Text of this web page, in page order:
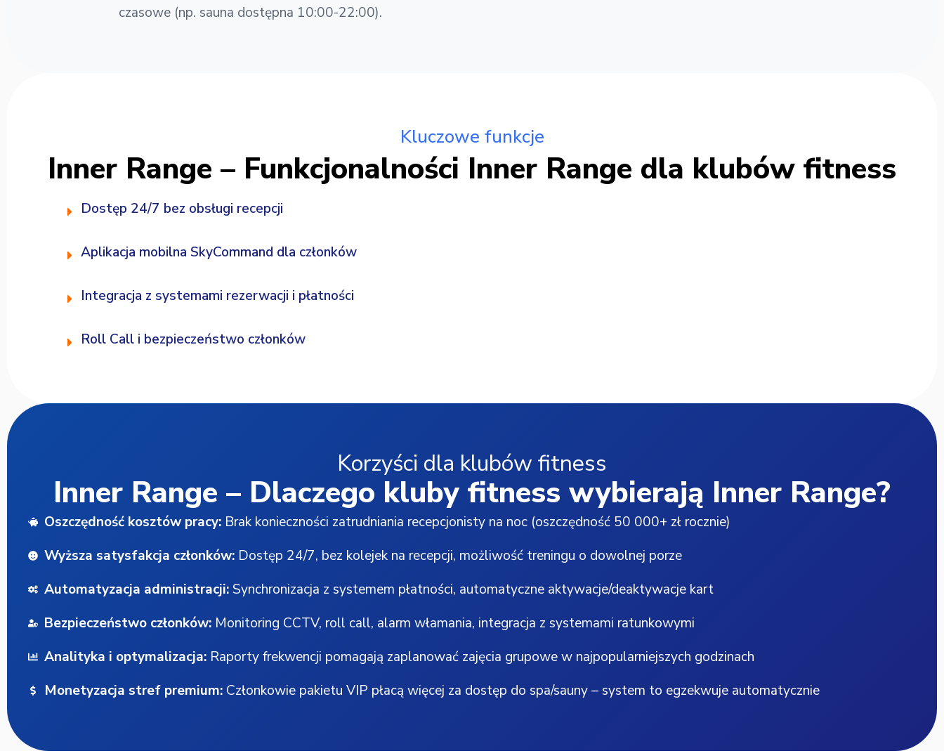
czasowe (np. sauna dostępna 10:00-22:00).
Kluczowe funkcje
Inner Range – Funkcjonalności Inner Range dla klubów fitness
Dostęp 24/7 bez obsługi recepcji
Aplikacja mobilna SkyCommand dla członków
Integracja z systemami rezerwacji i płatności
Roll Call i bezpieczeństwo członków
Korzyści dla klubów fitness
Inner Range – Dlaczego kluby fitness wybierają Inner Range?
Oszczędność kosztów pracy:Brak konieczności zatrudniania recepcjonisty na noc (oszczędność 50 000+ zł rocznie)
Wyższa satysfakcja członków:Dostęp 24/7, bez kolejek na recepcji, możliwość treningu o dowolnej porze
Automatyzacja administracji:Synchronizacja z systemem płatności, automatyczne aktywacje/deaktywacje kart
Bezpieczeństwo członków:Monitoring CCTV, roll call, alarm włamania, integracja z systemami ratunkowymi
Analityka i optymalizacja:Raporty frekwencji pomagają zaplanować zajęcia grupowe w najpopularniejszych godzinach
Monetyzacja stref premium:Członkowie pakietu VIP płacą więcej za dostęp do spa/sauny – system to egzekwuje automatycznie